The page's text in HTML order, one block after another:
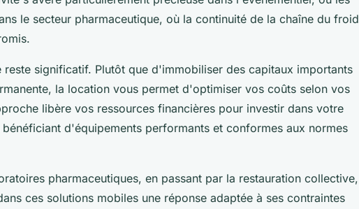
le secteur pharmaceutique, où la continuité de la chaîne du froid
reste significatif. Plutôt que d'immobiliser des capitaux importants
la location vous permet d'optimiser vos coûts selon vos
libère vos ressources financières pour investir dans votre
d'équipements performants et conformes aux normes
pharmaceutiques, en passant par la restauration collective,
ces solutions mobiles une réponse adaptée à ses contraintes